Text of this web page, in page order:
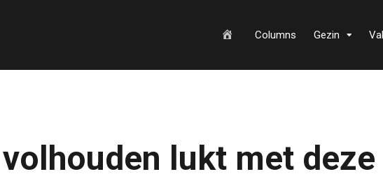
m
Columns Gezin
lukt met deze